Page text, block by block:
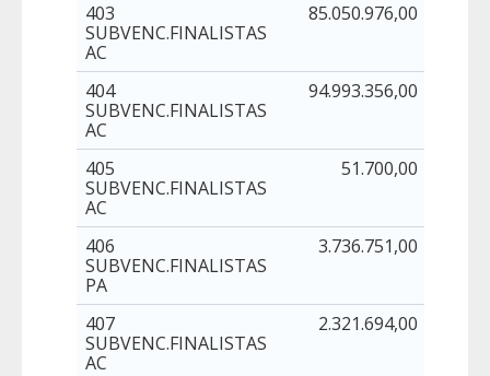
403
SUBVENC.FINALISTAS
AC
85.050.976,00
404
SUBVENC.FINALISTAS
AC
94.993.356,00
405
SUBVENC.FINALISTAS
AC
51.700,00
406
SUBVENC.FINALISTAS
PA
3.736.751,00
407
SUBVENC.FINALISTAS
AC
2.321.694,00